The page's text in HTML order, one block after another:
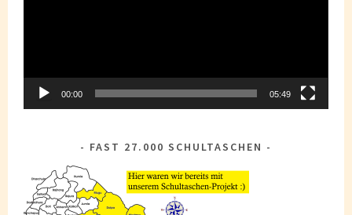
00:00 05:49
FAST 27.000 SCHULTASCHEN